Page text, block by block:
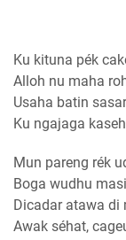
Ku kituna pék
Alloh nu maha
Usaha batin
Ku ngajaga
Mun pareng rék
Boga wudhu
Dicadar atawa di
Awak séhat,